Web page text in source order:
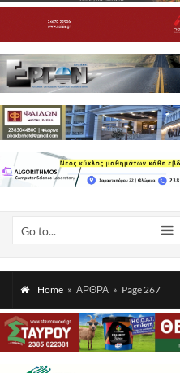
Go to...
Home » ΑΡΘΡΑ » Page 267